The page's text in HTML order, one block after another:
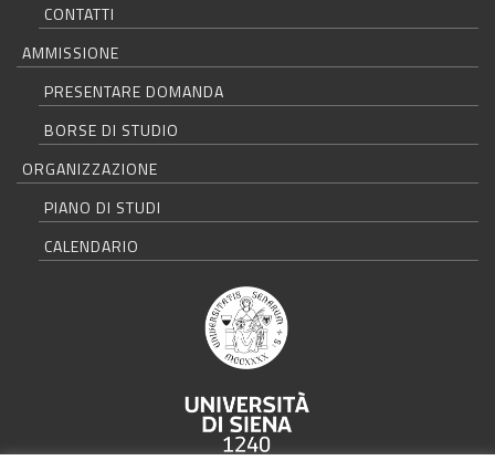
CONTATTI
AMMISSIONE
PRESENTARE DOMANDA
BORSE DI STUDIO
ORGANIZZAZIONE
PIANO DI STUDI
CALENDARIO